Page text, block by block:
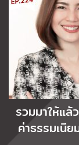
รวมมาให้แ
ค่าธรรมเนี